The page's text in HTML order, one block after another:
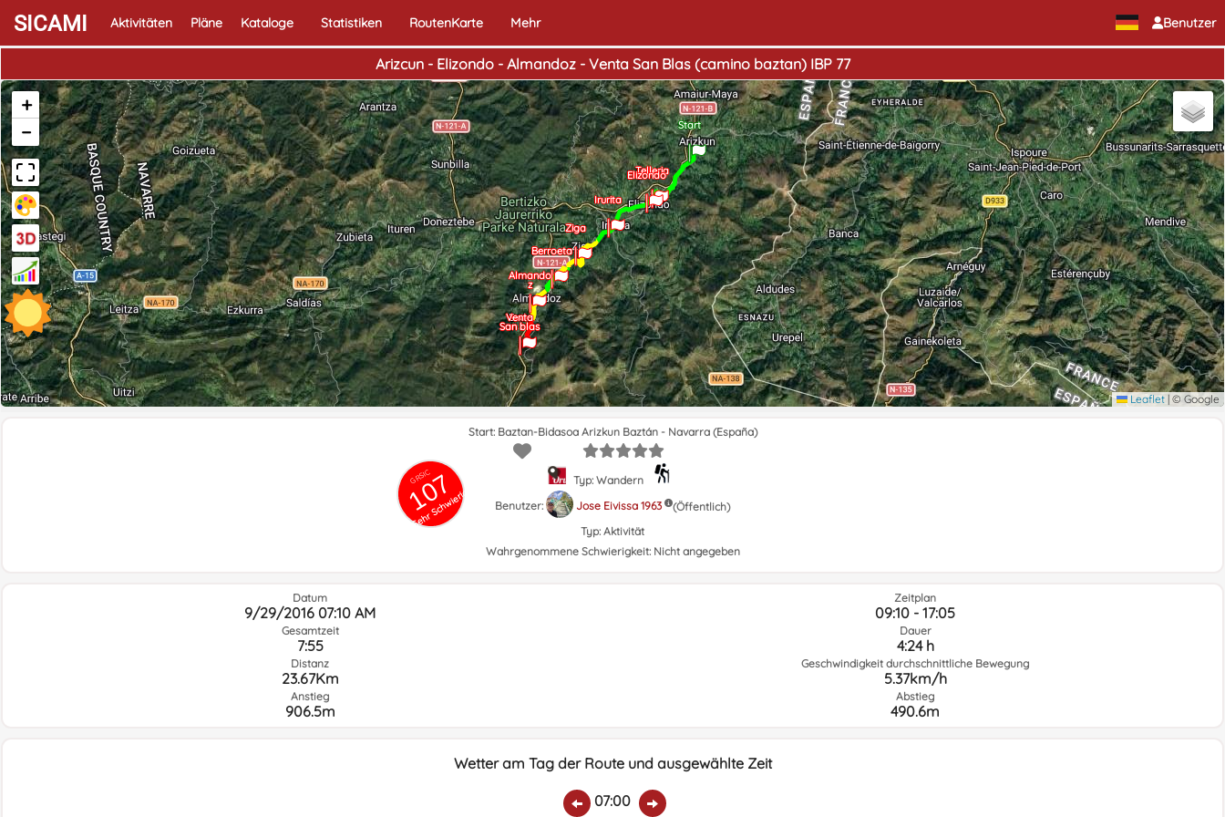
Benutzer
SICAMI Aktivitäten Pläne Kataloge Statistiken RoutenKarte Mehr
Arizcun - Elizondo - Almandoz - Venta San Blas (camino baztan) IBP 77
Start
Ende
Telleria
Elizondo
Irurita
Ziga
Berroeta
Almando
z
Venta
San blas
+
−
Leaflet | © Google
GRSIC
107
Sehr Schwierig
Start: Baztan-Bidasoa Arizkun Baztán - Navarra (España)
Typ: Wandern
Benutzer:
Jose Eivissa 1963
(Öffentlich)
Typ: Aktivität
Wahrgenommene Schwierigkeit: Nicht angegeben
Datum
9/29/2016 07:10 AM
Gesamtzeit
7:55
Distanz
23.67Km
Anstieg
906.5m
Zeitplan
09:10 - 17:05
Dauer
4:24 h
Geschwindigkeit durchschnittliche Bewegung
5.37km/h
Abstieg
490.6m
Wetter am Tag der Route und ausgewählte Zeit
07:00